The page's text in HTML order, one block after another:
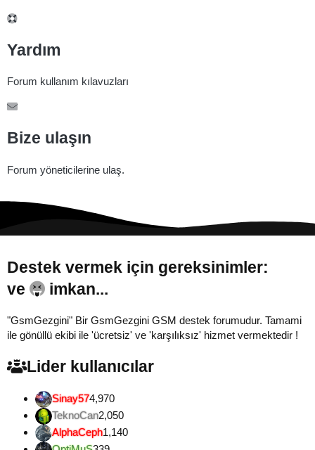
Yardım
Forum kullanım kılavuzları
Bize ulaşın
Forum yöneticilerine ulaş.
Destek vermek için gereksinimler:
ve
imkan...
"GsmGezgini" Bir GsmGezgini GSM destek forumudur. Tamami
ile gönüllü ekibi ile 'ücretsiz' ve 'karşılıksız' hizmet vermektedir !
Lider kullanıcılar
Sinay574,970
TeknoCan2,050
AlphaCeph1,140